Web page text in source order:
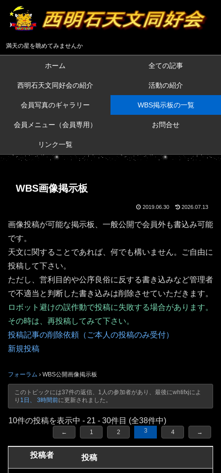
満天の星を眺めてみませんか
ホーム 全ての記事
西明石天文同好会の紹介 活動の紹介
会員写真のギャラリー WBS掲示板の一覧
会員メニュー（会員専用） お問合せ
リンク一覧
WBS画像掲示板
2019.06.30 2026.07.13
画像投稿が可能な掲示板、一般公開で会員外も書込み可能
です。
天文に関することであれば、何でも構いません。ご自由に
投稿して下さい。
ただし、営利目的や公序良俗に反する書き込みなど管理者
で不適当と判断した書き込みは削除させていただきます。
ロボット避けの誤作動で投稿に失敗する場合があります。
その時は、再投稿してみて下さい。
投稿記事の削除依頼（ご本人の投稿のみ受付）
新規投稿
フォーラム › WBS公開画像掲示板
このトピックには37件の返信、1人の参加者があり、最後にwhtifxjによ
り 1日、 3時間前に更新されました。
10件の投稿を表示中 - 21 - 30件目 (全38件中)
← 1 2 3 4 →
投稿者 投稿